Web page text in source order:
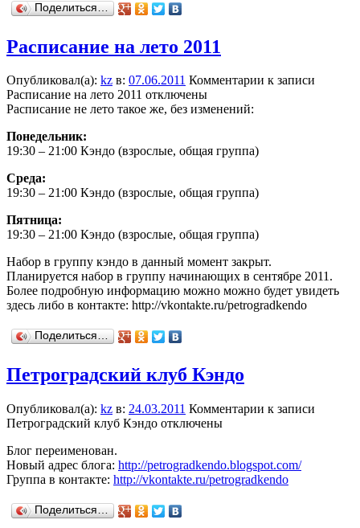
Поделиться…
Расписание на лето 2011
Опубликовал(а): kz в: 07.06.2011 Комментарии к записи
Расписание на лето 2011 отключены
Расписание не лето такое же, без изменений:
Понедельник:
19:30 – 21:00 Кэндо (взрослые, общая группа)
Среда:
19:30 – 21:00 Кэндо (взрослые, общая группа)
Пятница:
19:30 – 21:00 Кэндо (взрослые, общая группа)
Набор в группу кэндо в данный момент закрыт.
Планируется набор в группу начинающих в сентябре 2011.
Более подробную информацию можно можно будет увидеть
здесь либо в контакте: http://vkontakte.ru/petrogradkendo
Поделиться…
Петроградский клуб Кэндо
Опубликовал(а): kz в: 24.03.2011 Комментарии к записи
Петроградский клуб Кэндо отключены
Блог переименован.
Новый адрес блога: http://petrogradkendo.blogspot.com/
Группа в контакте: http://vkontakte.ru/petrogradkendo
Поделиться…